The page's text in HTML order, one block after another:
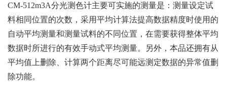
CM-512m3A分光测色计主要可实施的测量是：测量设定试
料相同位置的次数，采用平均计算法提高数据精度时使用的
自动平均测量和测量试料的不同位置，在需要获得整体平均
数据时所进行的有效手动式平均测量。另外，本品还拥有从
平均值上删除、计算两个距离尽可能远测定数据的异常值删
除功能。